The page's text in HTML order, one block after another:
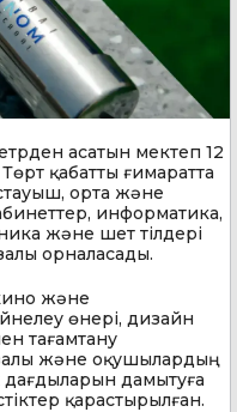
асатын мектеп 12
қабатты ғимаратта
орта және
информатика,
және шет тілдері
орналасады.
және
өнері, дизайн
тағамтану
және оқушылардың
дамытуға
қарастырылған.